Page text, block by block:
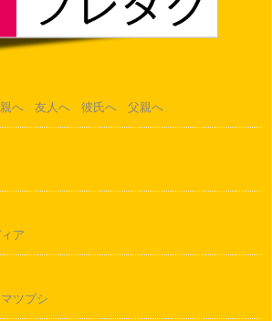
へ 友人へ 彼氏へ 父親へ
ア
マツブシ